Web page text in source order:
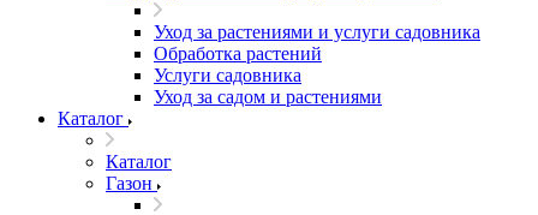
Уход за растениями и услуги садовника
Обработка растений
Услуги садовника
Уход за садом и растениями
Каталог
Каталог
Газон